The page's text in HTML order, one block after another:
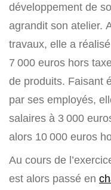
développement de
agrandit son atelier.
travaux, elle a
7 000 euros hors
de produits. Faisant
par ses employés,
salaires à 3 000
alors 10 000 euros
Au cours de
est alors passé en